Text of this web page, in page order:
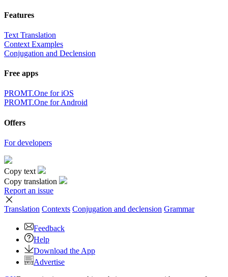
Features
Text Translation
Context Examples
Conjugation and Declension
Free apps
PROMT.One for iOS
PROMT.One for Android
Offers
For developers
Copy text
Copy translation
Report an issue
Translation Contexts Conjugation and declension Grammar
Feedback
Help
Download the App
Advertise